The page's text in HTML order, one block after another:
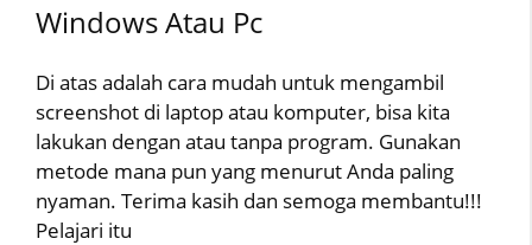
Windows Atau Pc
Di atas adalah cara mudah untuk mengambil
screenshot di laptop atau komputer, bisa kita
lakukan dengan atau tanpa program. Gunakan
metode mana pun yang menurut Anda paling
nyaman. Terima kasih dan semoga membantu!!!
Pelajari itu